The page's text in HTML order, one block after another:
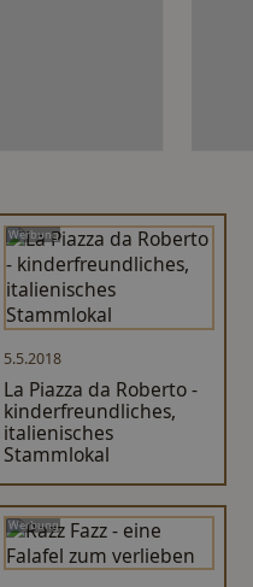
Werbung
5.5.2018
La Piazza da Roberto -
kinderfreundliches,
italienisches
Stammlokal
Werbung